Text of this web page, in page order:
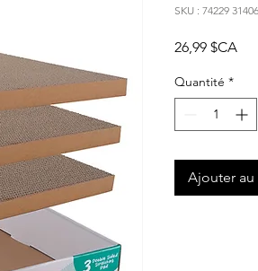
SKU : 74229 31406
26,99 $CAPrix
Quantité *
Ajouter au